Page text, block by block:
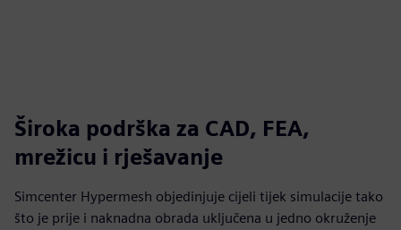
Široka podrška za CAD, FEA,
mrežicu i rješavanje
Simcenter Hypermesh objedinjuje cijeli tijek simulacije tako
što je prije i naknadna obrada uključena u jedno okruženje